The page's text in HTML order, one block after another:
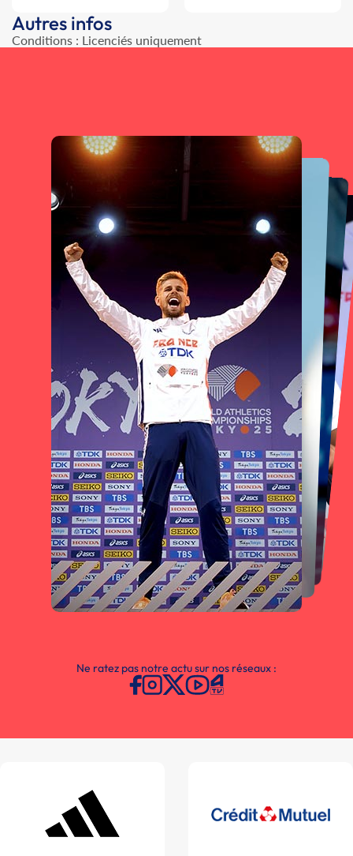
Autres infos
Conditions : Licenciés uniquement
Ne ratez pas notre actu sur nos réseaux :